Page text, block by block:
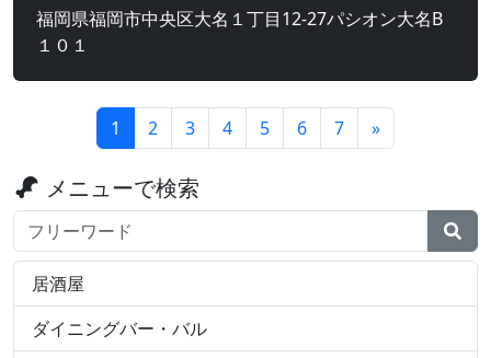
福岡県福岡市中央区大名１丁目12-27パシオン大名B
１０１
1 2 3 4 5 6 7 »
メニューで検索
検索ワード
居酒屋
ダイニングバー・バル